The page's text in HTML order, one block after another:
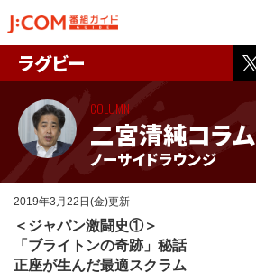
ラグビー
二宮清純コラム
ノーサイドラウンジ
COLUMN
2019年3月22日(金)更新
＜ジャパン激闘史①＞
「ブライトンの奇跡」秘話
正座が生んだ最適スクラム